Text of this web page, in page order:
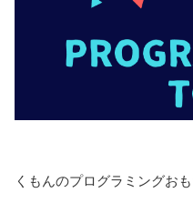
くもんのプログラミングお